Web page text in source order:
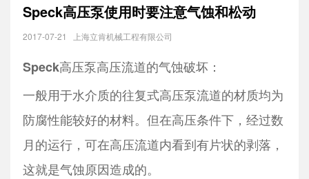
Speck高压泵使用时要注意气蚀和松动
2017-07-21 上海立肯机械工程有限公司
Speck高压泵高压流道的气蚀破坏：
一般用于水介质的往复式高压泵流道的材质均为
防腐性能较好的材料。但在高压条件下，经过数
月的运行，可在高压流道内看到有片状的剥落，
这就是气蚀原因造成的。